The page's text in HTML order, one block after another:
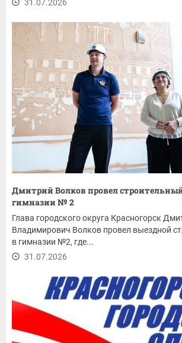
31.07.2026
Дмитрий Волков провел
гимназии № 2
Глава городского округа Красногорск
Владимирович Волков провел выездной
в гимназии №2, где...
31.07.2026